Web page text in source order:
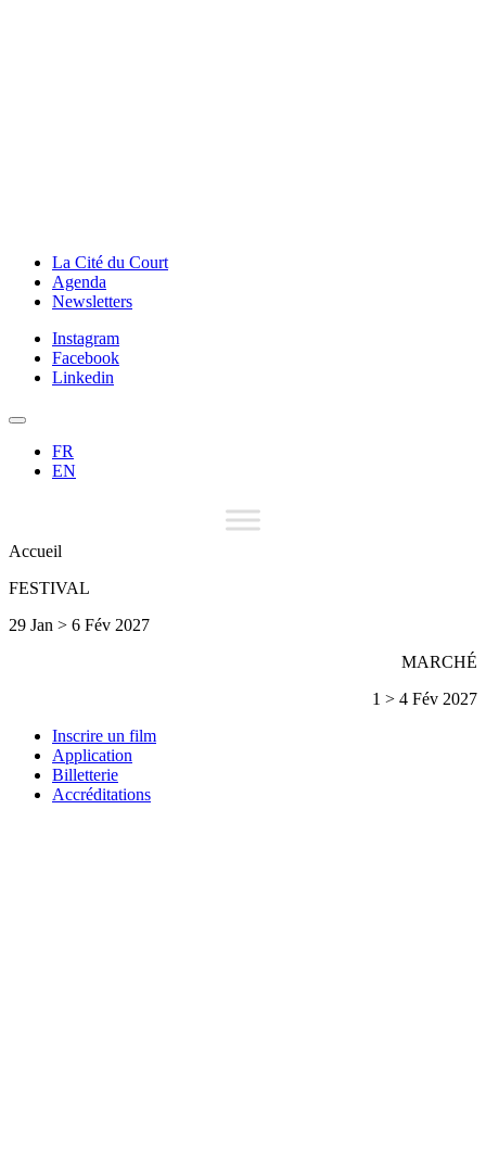
La Cité du Court
Agenda
Newsletters
Instagram
Facebook
Linkedin
FR
EN
Accueil
FESTIVAL
29 Jan > 6 Fév 2027
MARCHÉ
1 > 4 Fév 2027
Inscrire un film
Application
Billetterie
Accréditations